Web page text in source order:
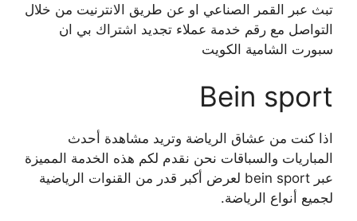
تبث عبر القمر الصناعي او عن طريق الانترنيت من خلال
التواصل مع رقم خدمة عملاء تجديد اشتراك بي ان
سبورت الشامية الكويت
Bein sport
اذا كنت من عشاق الرياضة وتريد مشاهدة أحدث
المباريات والسباقات نحن نقدم لكم هذه الخدمة المميزة
عبر bein sport لعرض أكبر قدر من القنوات الرياضية
لجميع أنواع الرياضة.